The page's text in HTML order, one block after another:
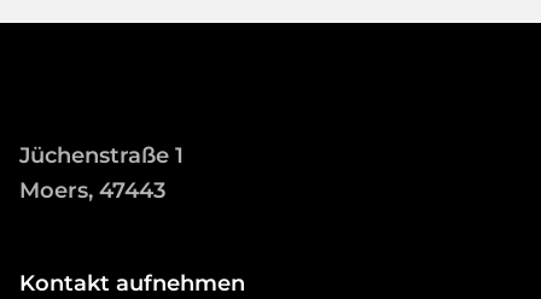
Jüchenstraße 1
Moers, 47443
Kontakt aufnehmen